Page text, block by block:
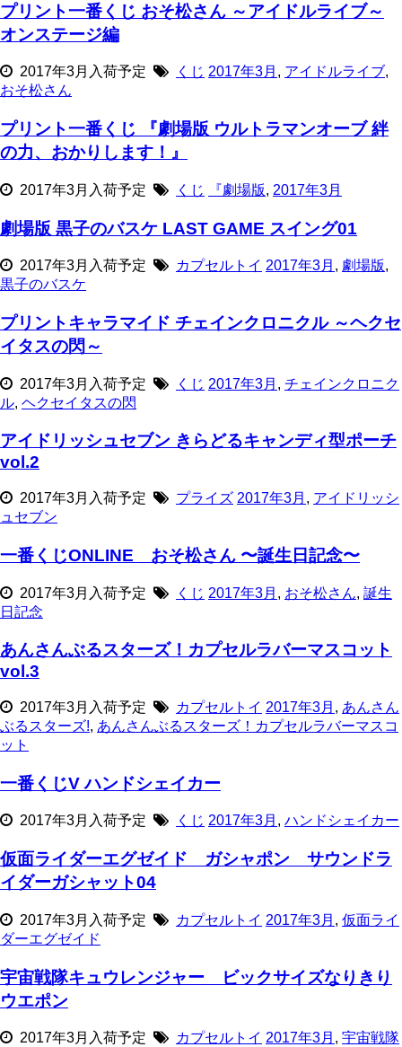
プリント一番くじ おそ松さん ～アイドルライブ～
オンステージ編
くじ 2017年3月 , アイドルライブ,
おそ松さん
プリント一番くじ 『劇場版 ウルトラマンオーブ 絆
の力、おかりします！』
くじ 『劇場版, 2017年3月
劇場版 黒子のバスケ LAST GAME スイング01
カプセルトイ 2017年3月 , 劇場版,
黒子のバスケ
プリントキャラマイド チェインクロニクル ～ヘクセ
イタスの閃～
くじ 2017年3月 , チェインクロニク
ル, ヘクセイタスの閃
アイドリッシュセブン きらどるキャンディ型ポーチ
vol.2
プライズ 2017年3月 , アイドリッシ
ュセブン
一番くじONLINE おそ松さん 〜誕生日記念〜
くじ 2017年3月 , おそ松さん, 誕生
日記念
あんさんぶるスターズ！カプセルラバーマスコット
vol.3
カプセルトイ 2017年3月 , あんさん
ぶるスターズ!, あんさんぶるスターズ！カプセルラバーマスコ
ット
一番くじV ハンドシェイカー
くじ 2017年3月 , ハンドシェイカー
仮面ライダーエグゼイド ガシャポン サウンドラ
イダーガシャット04
カプセルトイ 2017年3月 , 仮面ライ
ダーエグゼイド
宇宙戦隊キュウレンジャー ビックサイズなりきり
ウエポン
カプセルトイ 2017年3月 , 宇宙戦隊